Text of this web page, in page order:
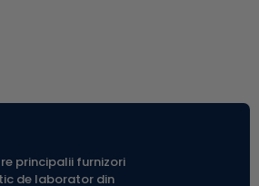
principalii furnizori
de laborator din